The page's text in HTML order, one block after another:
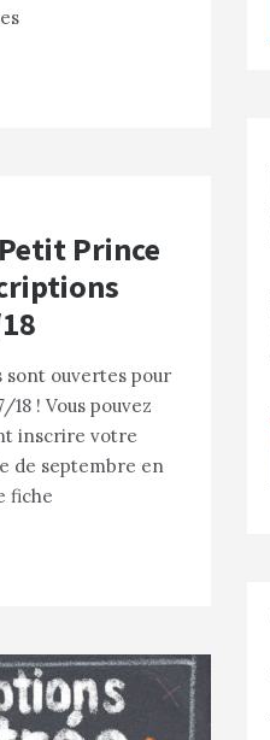
Prince
sont ouvertes pour
! Vous pouvez
inscrire votre
de septembre en
fiche